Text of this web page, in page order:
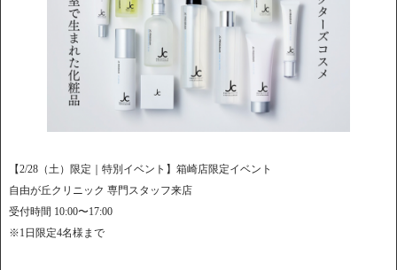
【2/28（土）限定｜特別イベント】箱崎店限定イベント
自由が丘クリニック 専門スタッフ来店
受付時間 10:00〜17:00
※1日限定4名様まで